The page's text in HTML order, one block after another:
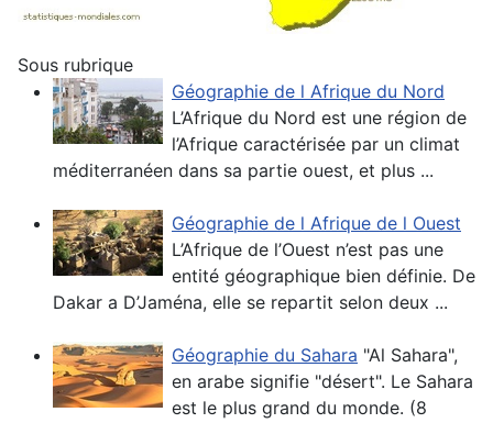
Sous rubrique
Géographie de l Afrique du Nord
L’Afrique du Nord est une région de
l’Afrique caractérisée par un climat
méditerranéen dans sa partie ouest, et plus ...
Géographie de l Afrique de l Ouest
L’Afrique de l’Ouest n’est pas une
entité géographique bien définie. De
Dakar a D’Jaména, elle se repartit selon deux ...
Géographie du Sahara "Al Sahara",
en arabe signifie "désert". Le Sahara
est le plus grand du monde. (8